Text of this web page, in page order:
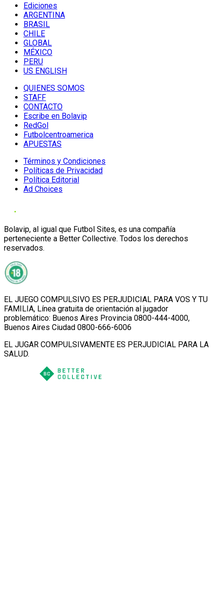
Ediciones
ARGENTINA
BRASIL
CHILE
GLOBAL
MÉXICO
PERU
US ENGLISH
QUIENES SOMOS
STAFF
CONTACTO
Escribe en Bolavip
RedGol
Futbolcentroamerica
APUESTAS
Términos y Condiciones
Políticas de Privacidad
Política Editorial
Ad Choices
Bolavip, al igual que Futbol Sites, es una compañía
perteneciente a Better Collective. Todos los derechos
reservados.
EL JUEGO COMPULSIVO ES PERJUDICIAL PARA VOS Y TU
FAMILIA, Línea gratuita de orientación al jugador
problemático: Buenos Aires Provincia 0800-444-4000,
Buenos Aires Ciudad 0800-666-6006
EL JUGAR COMPULSIVAMENTE ES PERJUDICIAL PARA LA
SALUD.